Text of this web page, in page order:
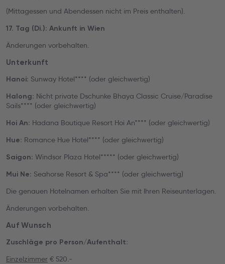
(Mittagessen und Abendessen nicht im Preis enthalten).
17. Tag (Di.): Ankunft in Wien
Änderungen vorbehalten.
Unterkunft
Hanoi: Sunway Hotel**** (oder gleichwertig)
Halong: Nicht private Dschunke Bhaya Classic Cruise/Paradise
Sails**** (oder gleichwertig)
Hoi An: Hadana Boutique Resort Hoi An**** (oder gleichwertig)
Hue: Romance Hue Hotel**** (oder gleichwertig)
Saigon: Windsor Plaza Hotel***** (oder gleichwertig)
Mui Ne: Seahorse Resort & Spa**** (oder gleichwertig)
Die genauen Hotelnamen erhalten Sie mit Ihren Reiseunterlagen.
Änderungen vorbehalten.
Auf Wunsch
Zuschläge pro Person/Aufenthalt:
Einzelzimmer € 520.-